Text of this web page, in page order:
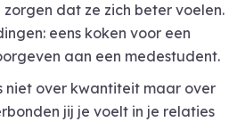
dat ze zich beter voelen.
eens koken voor een
aan een medestudent.
niet over kwantiteit maar over
jij je voelt in je relaties